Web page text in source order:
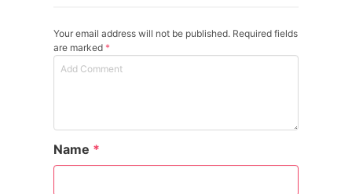
Your email address will not be published. Required fields
are marked *
Name *